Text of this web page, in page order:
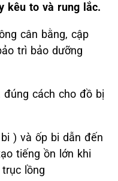
kêu to và rung lắc.
cân bằng, cập
trì bảo dưỡng
cách cho đồ bị
) và ốp bi dẫn đến
tiếng ồn lớn khi
lồng